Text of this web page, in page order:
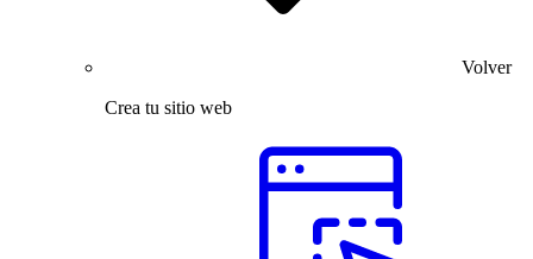
Volver
Crea tu sitio web